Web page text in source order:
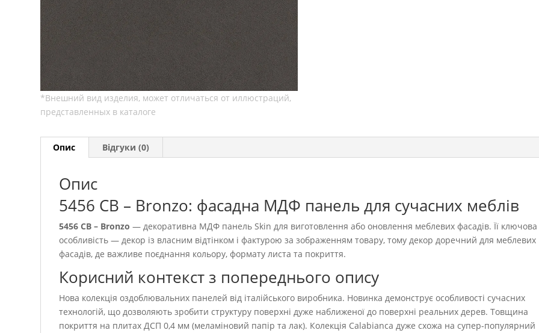
Опис Відгуки (0)
Опис
5456 CB – Bronzo: фасадна МДФ панель для сучасних меблів
5456 CB – Bronzo — декоративна МДФ панель Skin для виготовлення або оновлення меблевих фасадів. Її ключова
особливість — декор із власним відтінком і фактурою за зображенням товару, тому декор доречний для меблевих
фасадів, де важливе поєднання кольору, формату листа та покриття.
Корисний контекст з попереднього опису
Нова колекція оздоблювальних панелей від італійського виробника. Новинка демонструє особливості сучасних
технологій, що дозволяють зробити структуру поверхні дуже наближеної до поверхні реальних дерев. Товщина
покриття на плитах ДСП 0,4 мм (меламіновий папір та лак). Колекція Calabianca дуже схожа на супер-популярний